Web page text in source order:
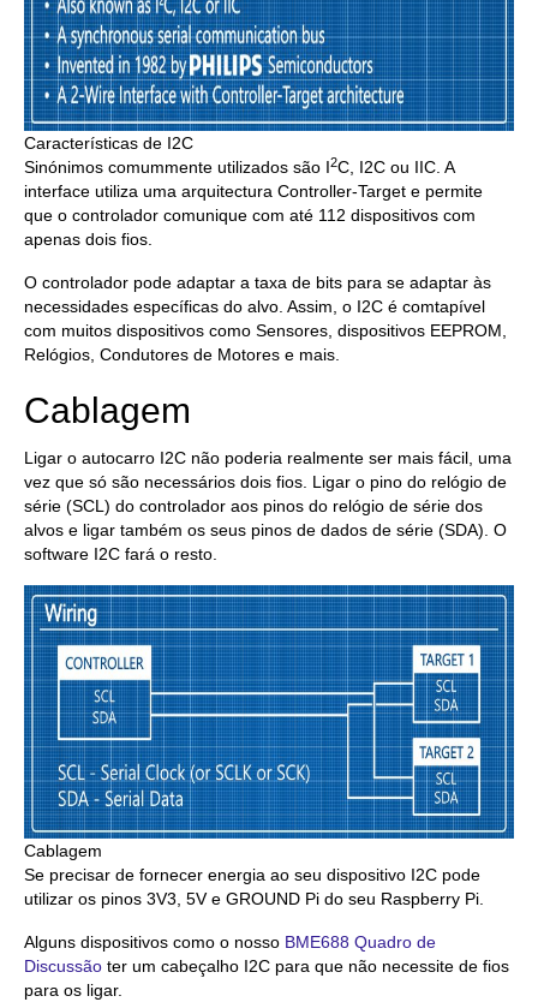
Características de I2C
Sinónimos comummente utilizados são I2C, I2C ou IIC. A
interface utiliza uma arquitectura Controller-Target e permite
que o controlador comunique com até 112 dispositivos com
apenas dois fios.
O controlador pode adaptar a taxa de bits para se adaptar às
necessidades específicas do alvo. Assim, o I2C é comtapível
com muitos dispositivos como Sensores, dispositivos EEPROM,
Relógios, Condutores de Motores e mais.
Cablagem
Ligar o autocarro I2C não poderia realmente ser mais fácil, uma
vez que só são necessários dois fios. Ligar o pino do relógio de
série (SCL) do controlador aos pinos do relógio de série dos
alvos e ligar também os seus pinos de dados de série (SDA). O
software I2C fará o resto.
Cablagem
Se precisar de fornecer energia ao seu dispositivo I2C pode
utilizar os pinos 3V3, 5V e GROUND Pi do seu Raspberry Pi.
Alguns dispositivos como o nosso BME688 Quadro de
Discussão ter um cabeçalho I2C para que não necessite de fios
para os ligar.